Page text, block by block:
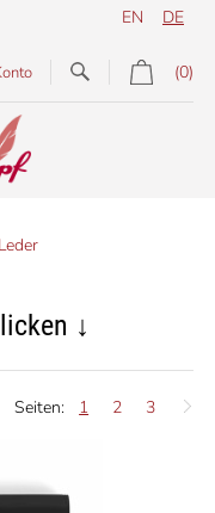
DE
EN
(0)
↓
Seiten: 1 2 3